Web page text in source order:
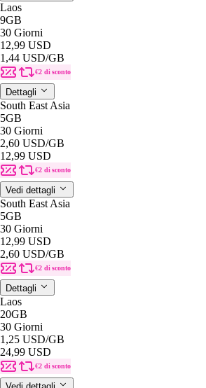
Laos
9GB
30 Giorni
12,99 USD
1,44 USD/GB
€2 di sconto
Dettagli
South East Asia
5GB
30 Giorni
2,60 USD/GB
12,99 USD
€2 di sconto
Vedi dettagli
South East Asia
5GB
30 Giorni
12,99 USD
2,60 USD/GB
€2 di sconto
Dettagli
Laos
20GB
30 Giorni
1,25 USD/GB
24,99 USD
€2 di sconto